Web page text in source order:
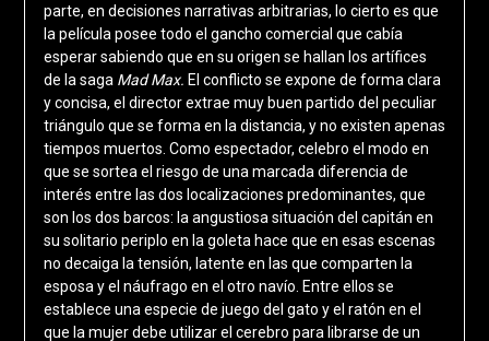
parte, en decisiones narrativas arbitrarias, lo cierto es que
la película posee todo el gancho comercial que cabía
esperar sabiendo que en su origen se hallan los artífices
de la saga Mad Max. El conflicto se expone de forma clara
y concisa, el director extrae muy buen partido del peculiar
triángulo que se forma en la distancia, y no existen apenas
tiempos muertos. Como espectador, celebro el modo en
que se sortea el riesgo de una marcada diferencia de
interés entre las dos localizaciones predominantes, que
son los dos barcos: la angustiosa situación del capitán en
su solitario periplo en la goleta hace que en esas escenas
no decaiga la tensión, latente en las que comparten la
esposa y el náufrago en el otro navío. Entre ellos se
establece una especie de juego del gato y el ratón en el
que la mujer debe utilizar el cerebro para librarse de un